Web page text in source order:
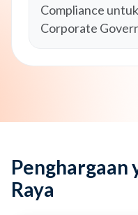
Compliance
Corporate
Penghargaan
Raya